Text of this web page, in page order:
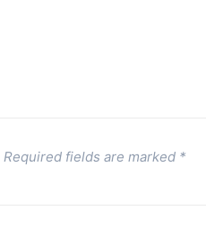
Required fields are marked *